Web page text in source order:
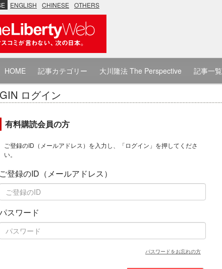
ENGLISH CHINESE OTHERS
HOME 記事カテゴリー 大川隆法 The Perspective 記事一覧
ログイン
有料購読会員の方
ご登録のID（メールアドレス）を入力し、「ログイン」を押してくださ
い。
ご登録のID（メールアドレス）
スワード
パスワードをお忘れの方